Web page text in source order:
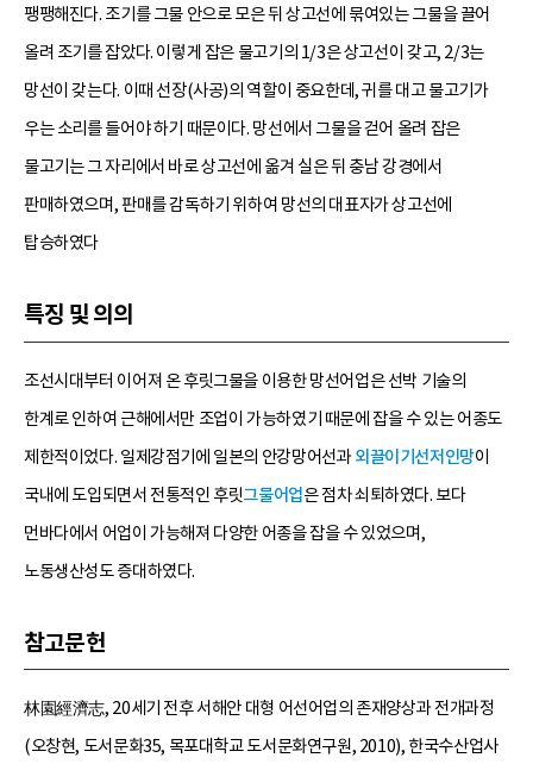
팽팽해진다. 조기를 그물 안으로 모은 뒤 상고선에 묶여있는 그물을 끌어
올려 조기를 잡았다. 이렇게 잡은 물고기의 1/3은 상고선이 갖고, 2/3는
망선이 갖는다. 이때 선장(사공)의 역할이 중요한데, 귀를 대고 물고기가
우는 소리를 들어야 하기 때문이다. 망선에서 그물을 걷어 올려 잡은
물고기는 그 자리에서 바로 상고선에 옮겨 실은 뒤 충남 강경에서
판매하였으며, 판매를 감독하기 위하여 망선의 대표자가 상고선에
탑승하였다
특징 및 의의
조선시대부터 이어져 온 후릿그물을 이용한 망선어업은 선박 기술의
한계로 인하여 근해에서만 조업이 가능하였기 때문에 잡을 수 있는 어종도
제한적이었다. 일제강점기에 일본의 안강망어선과외끌이기선저인망이
국내에 도입되면서 전통적인 후릿그물어업은 점차 쇠퇴하였다. 보다
먼바다에서 어업이 가능해져 다양한 어종을 잡을 수 있었으며,
노동생산성도 증대하였다.
참고문헌
林園經濟志, 20세기 전후 서해안 대형 어선어업의 존재양상과 전개과정
(오창현, 도서문화35, 목포대학교 도서문화연구원, 2010), 한국수산업사